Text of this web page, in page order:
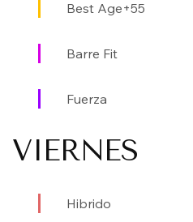
Best Age+55
Barre Fit
Fuerza
VIERNES
Hibrido